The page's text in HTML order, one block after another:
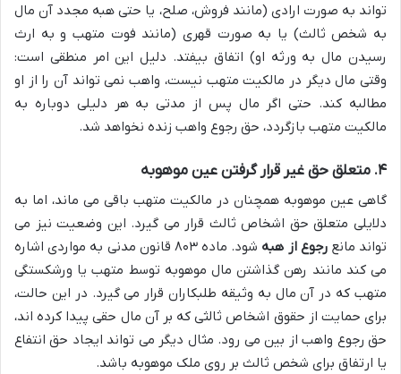
تواند به صورت ارادی (مانند فروش، صلح، یا حتی هبه مجدد آن مال
به شخص ثالث) یا به صورت قهری (مانند فوت متهب و به ارث
رسیدن مال به ورثه او) اتفاق بیفتد. دلیل این امر منطقی است:
وقتی مال دیگر در مالکیت متهب نیست، واهب نمی تواند آن را از او
مطالبه کند. حتی اگر مال پس از مدتی به هر دلیلی دوباره به
مالکیت متهب بازگردد، حق رجوع واهب زنده نخواهد شد.
۴. متعلق حق غیر قرار گرفتن عین موهوبه
گاهی عین موهوبه همچنان در مالکیت متهب باقی می ماند، اما به
دلایلی متعلق حق اشخاص ثالث قرار می گیرد. این وضعیت نیز می
تواند مانعرجوع از هبه
شود. ماده ۸۰۳ قانون مدنی به مواردی اشاره
می کند مانند رهن گذاشتن مال موهوبه توسط متهب یا ورشکستگی
متهب که در آن مال به وثیقه طلبکاران قرار می گیرد. در این حالت،
برای حمایت از حقوق اشخاص ثالثی که بر آن مال حقی پیدا کرده اند،
حق رجوع واهب از بین می رود. مثال دیگر می تواند ایجاد حق انتفاع
یا ارتفاق برای شخص ثالث بر روی ملک موهوبه باشد.